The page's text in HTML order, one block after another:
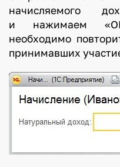
начисляемого
и нажимаем
необходимо
принимавших